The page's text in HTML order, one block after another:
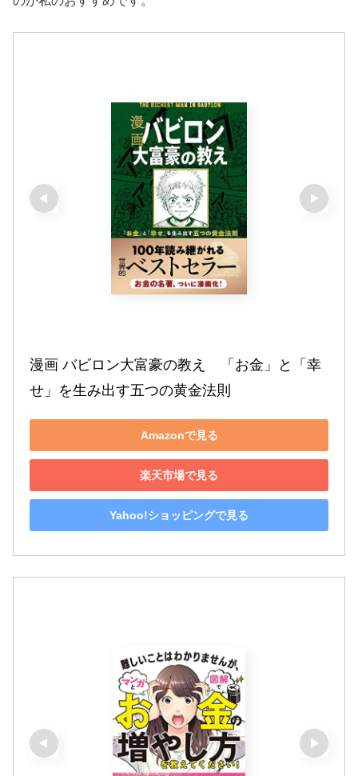
漫画 バビロン大富豪の教え　「お金」と「幸
せ」を生み出す五つの黄金法則
Amazonで見る
楽天市場で見る
Yahoo!ショッピングで見る